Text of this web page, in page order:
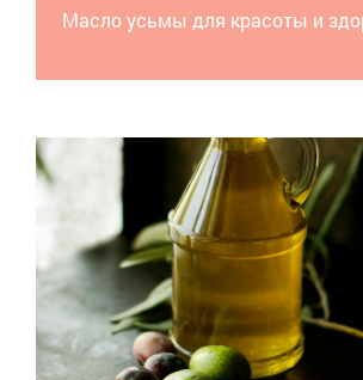
Масло усьмы для красоты и
Эфирное масло бергамота нашло
косметологии, особенно как
восстановления нормального